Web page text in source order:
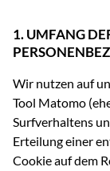
1. UMFANG
Wir nutzen auf
Tool Matomo
Surfverhaltens
Erteilung einer
Cookie auf dem